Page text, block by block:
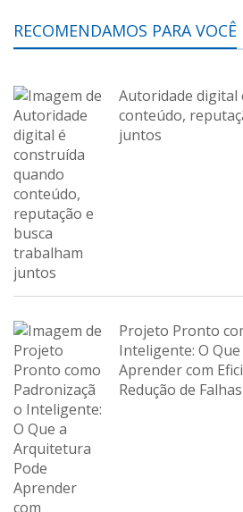
RECOMENDAMOS PARA VOCÊ
Autoridade digital
conteúdo,
juntos
Projeto Pronto
Inteligente: O
Aprender com
Redução de Falhas